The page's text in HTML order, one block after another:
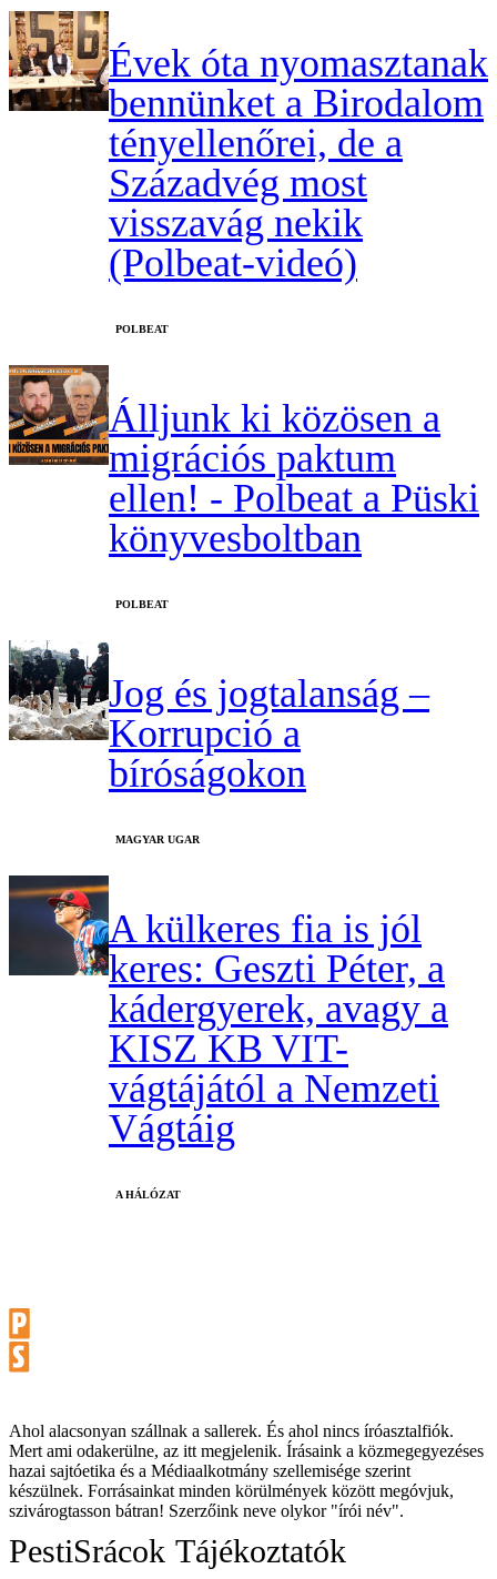
Évek óta nyomasztanak
bennünket a Birodalom
tényellenőrei, de a
Századvég most
visszavág nekik
(Polbeat-videó)
‎POLBEAT
Álljunk ki közösen a
migrációs paktum
ellen! - Polbeat a Püski
könyvesboltban
‎POLBEAT
Jog és jogtalanság –
Korrupció a
bíróságokon
MAGYAR UGAR
A külkeres fia is jól
keres: Geszti Péter, a
kádergyerek, avagy a
KISZ KB VIT-
vágtájától a Nemzeti
Vágtáig
A HÁLÓZAT
Ahol alacsonyan szállnak a sallerek. És ahol nincs íróasztalfiók.
Mert ami odakerülne, az itt megjelenik. Írásaink a közmegegyezéses
hazai sajtóetika és a Médiaalkotmány szellemisége szerint
készülnek. Forrásainkat minden körülmények között megóvjuk,
szivárogtasson bátran! Szerzőink neve olykor "írói név".
PestiSrácok Tájékoztatók